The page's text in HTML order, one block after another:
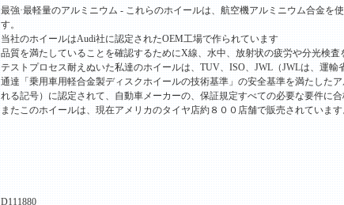
最強·最軽量のアルミニウム - これらのホイールは、航空機アルミニウム合金を
す。
当社のホイールはAudi社に認定されたOEM工場で作られています
品質を満たしていることを確認するためにX線、水中、放射状の疲労や分光検査
テストプロセス耐えぬいた私達のホイールは、TUV、ISO、JWL（JWLは、運輸
通達「乗用車用軽合金製ディスクホイールの技術基準」の安全基準を満たした
れる記号）に認定されて、自動車メーカーの、保証規定すべての必要な要件に合
またこのホイールは、現在アメリカのタイヤ店約８００店舗で販売されています
D111880